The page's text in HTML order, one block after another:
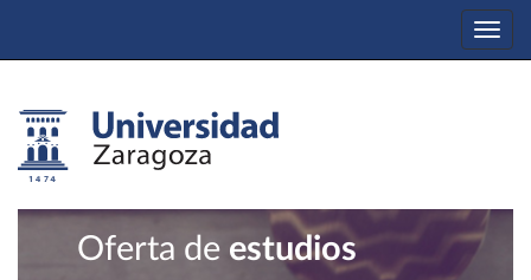
Oferta de estudios